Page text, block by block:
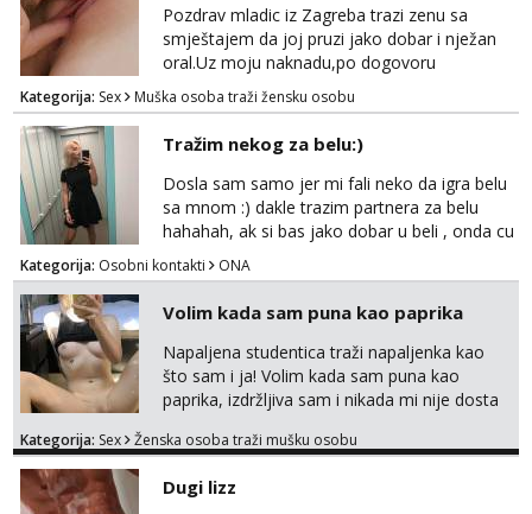
Pozdrav mladic iz Zagreba trazi zenu sa
smještajem da joj pruzi jako dobar i nježan
oral.Uz moju naknadu,po dogovoru
.Diskrecija osigurana.
Kategorija: Sex Muška osoba traži žensku osobu
Tražim nekog za belu:)
Dosla sam samo jer mi fali neko da igra belu
sa mnom :) dakle trazim partnera za belu
hahahah, ak si bas jako dobar u beli , onda cu
razmislit za dalje Klikni na link ispod i nadji me
tamo, cekam te!
Kategorija: Osobni kontakti ONA
Volim kada sam puna kao paprika
Napaljena studentica traži napaljenka kao
što sam i ja! Volim kada sam puna kao
paprika, izdržljiva sam i nikada mi nije dosta
bilo kad i bilo gdje zato se javi što prije da
tamo, cekam te!
Kategorija: Sex Ženska osoba traži mušku osobu
Dugi lizz